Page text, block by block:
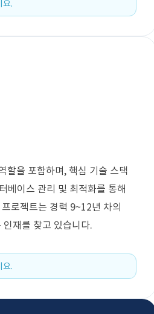
요.
할을 포함하며, 핵심 기술 스택
베이스 관리 및 최적화를 통해
로젝트는 경력 9~12년 차의
재를 찾고 있습니다.
요.